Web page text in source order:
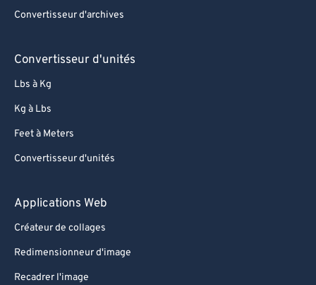
Convertisseur d'archives
Convertisseur d'unités
Lbs à Kg
Kg à Lbs
Feet à Meters
Convertisseur d'unités
Applications Web
Créateur de collages
Redimensionneur d'image
Recadrer l'image